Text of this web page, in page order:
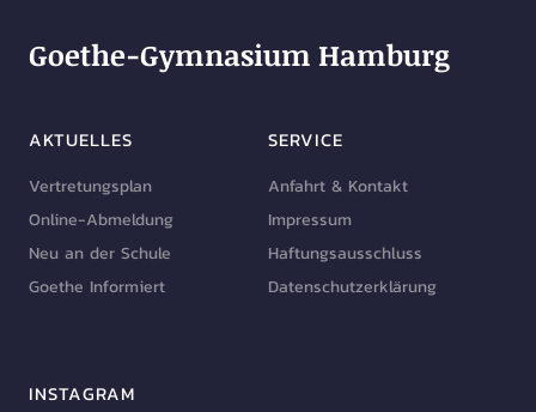
Goethe-Gymnasium Hamburg
AKTUELLES
Vertretungsplan
Online-Abmeldung
Neu an der Schule
Goethe Informiert
SERVICE
Anfahrt & Kontakt
Impressum
Haftungsausschluss
Datenschutzerklärung
INSTAGRAM